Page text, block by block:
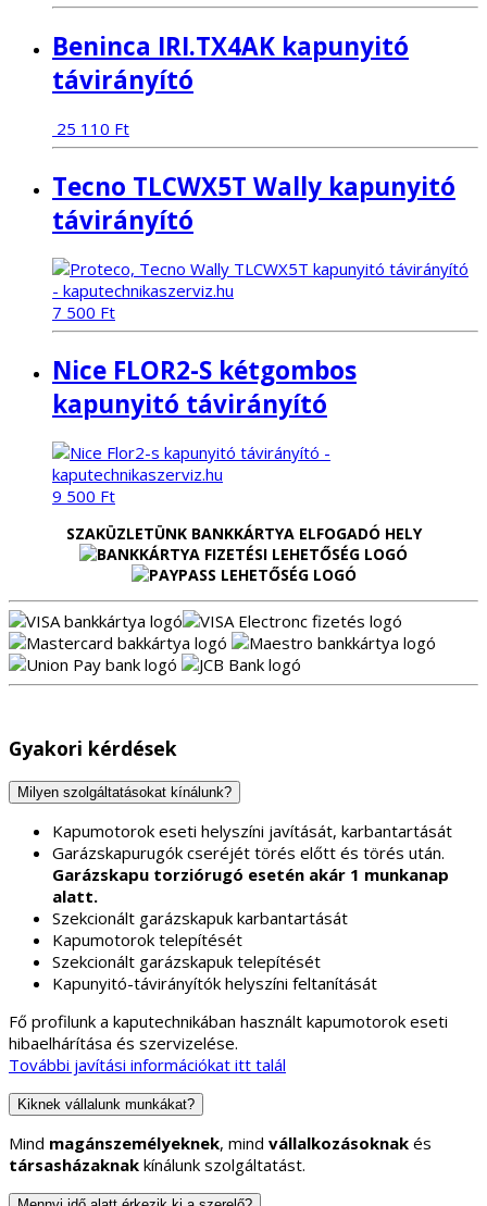
Beninca IRI.TX4AK kapunyitó
távirányító
25 110 Ft
Tecno TLCWX5T Wally kapunyitó
távirányító
7 500 Ft
Nice FLOR2-S kétgombos
kapunyitó távirányító
9 500 Ft
SZAKÜZLETÜNK BANKKÁRTYA ELFOGADÓ HELY
Gyakori kérdések
Milyen szolgáltatásokat kínálunk?
Kapumotorok eseti helyszíni javítását, karbantartását
Garázskapurugók cseréjét törés előtt és törés után.
Garázskapu torziórugó esetén akár 1 munkanap
alatt.
Szekcionált garázskapuk karbantartását
Kapumotorok telepítését
Szekcionált garázskapuk telepítését
Kapunyitó-távirányítók helyszíni feltanítását
Fő profilunk a kaputechnikában használt kapumotorok eseti
hibaelhárítása és szervizelése.
További javítási információkat itt talál
Kiknek vállalunk munkákat?
Mind magánszemélyeknek, mind vállalkozásoknak és
társasházaknak kínálunk szolgáltatást.